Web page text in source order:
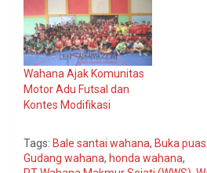
Wahana Ajak Komunitas
Motor Adu Futsal dan
Kontes Modifikasi
Tags: Bale santai wahana, Buka
Gudang wahana, honda wahana,